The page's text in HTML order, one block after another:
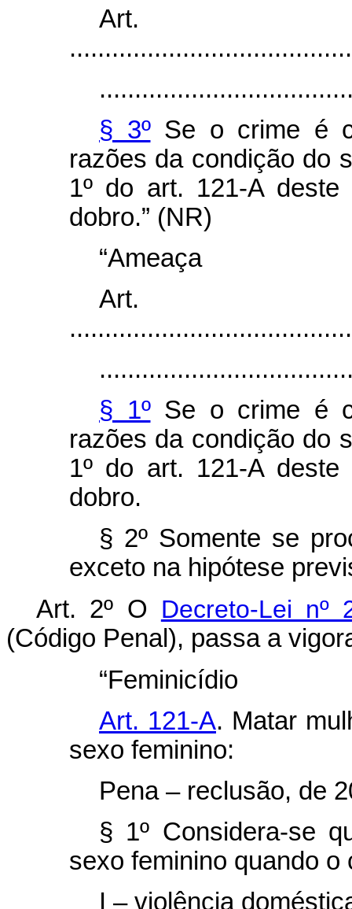
§ 3ºSe o crime é
razões da condição do
1º do art. 121-A
dobro.” (NR)
“Ameaça
§ 1ºSe o crime é
razões da condição do
1º do art. 121-A
dobro.
§ 2º Somente se
exceto na hipótese
Art. 2º O Decreto-Lei
(Código Penal), passa a
“Feminicídio
Art. 121-A. Matar
sexo feminino:
Pena – reclusão, de
§ 1º Considera-se
sexo feminino quando o
I – violência